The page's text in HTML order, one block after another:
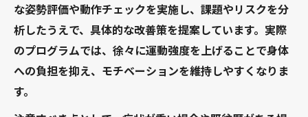
な姿勢評価や動作チェックを実施し、課題やリスクを分
析したうえで、具体的な改善策を提案しています。実際
のプログラムでは、徐々に運動強度を上げることで身体
への負担を抑え、モチベーションを維持しやすくなりま
す。